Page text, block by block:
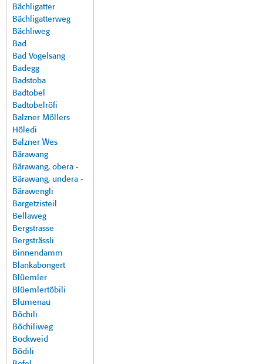
Bächligatter
Bächligatterweg
Bächliweg
Bad
Bad Vogelsang
Badegg
Badstoba
Badtobel
Badtobelröfi
Balzner Möllers
Höledi
Balzner Wes
Bärawang
Bärawang, obera -
Bärawang, undera -
Bärawengli
Bargetzisteil
Bellaweg
Bergstrasse
Bergsträssli
Binnendamm
Blankabongert
Blüemler
Blüemlertöbili
Blumenau
Böchili
Böchiliweg
Bockweid
Bödili